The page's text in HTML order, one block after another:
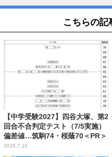
こちらの記
【中学受験2027】四谷大塚、第2
回合不合判定テスト（7/5実施）
偏差値…筑駒74・桜蔭70＜PR＞
2026.7.10